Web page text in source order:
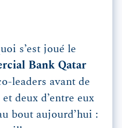
s’est joué le
Bank Qatar
leaders avant de
deux d’entre eux
bout aujourd’hui :